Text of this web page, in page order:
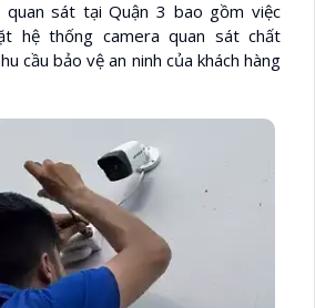
quan sát tại Quận 3 bao gồm việc
hệ thống camera quan sát chất
cầu bảo vệ an ninh của khách hàng